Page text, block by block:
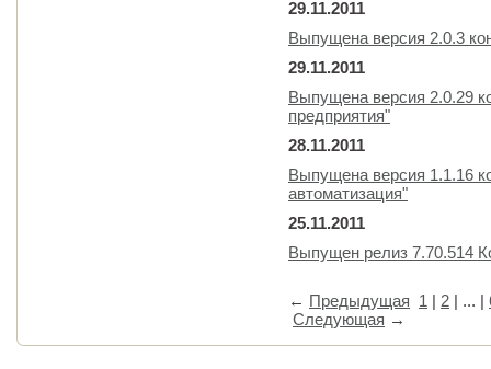
29.11.2011
Выпущена версия 2.0.3
29.11.2011
Выпущена версия 2.0.29
предприятия"
28.11.2011
Выпущена версия 1.1.16
автоматизация"
25.11.2011
Выпущен релиз 7.70.514
← Предыдущая 1 | 2 | ... |
Следующая →